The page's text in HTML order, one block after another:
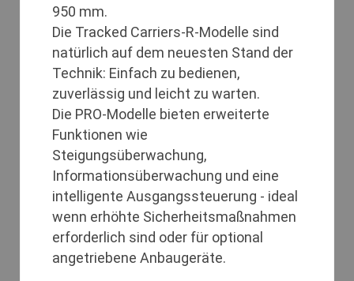
950 mm.
Die Tracked Carriers-R-Modelle sind
natürlich auf dem neuesten Stand der
Technik: Einfach zu bedienen,
zuverlässig und leicht zu warten.
Die PRO-Modelle bieten erweiterte
Funktionen wie
Steigungsüberwachung,
Informationsüberwachung und eine
intelligente Ausgangssteuerung - ideal
wenn erhöhte Sicherheitsmaßnahmen
erforderlich sind oder für optional
angetriebene Anbaugeräte.